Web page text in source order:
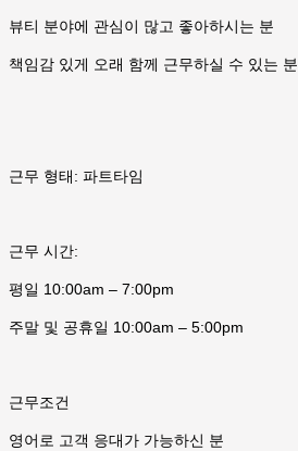
뷰티 분야에 관심이 많고 좋아하시는 분
책임감 있게 오래 함께 근무하실 수 있는 분
근무 형태: 파트타임
근무 시간:
평일 10:00am – 7:00pm
주말 및 공휴일 10:00am – 5:00pm
근무조건
영어로 고객 응대가 가능하신 분